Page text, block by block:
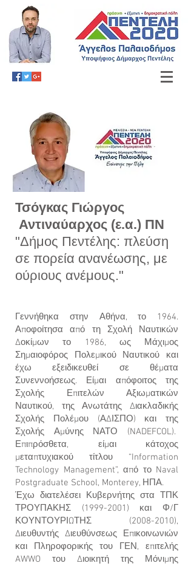
Τσόγκας Γιώργος
Αντιναύαρχος (ε.α.) ΠΝ
"Δήμος Πεντέλης: πλεύση
σε πορεία ανανέωσης, με
ούριους ανέμους."
Γεννήθηκα στην Αθήνα, το 1964.
Αποφοίτησα από τη Σχολή Ναυτικών
Δοκίμων το 1986, ως Μάχιμος
Σημαιοφόρος Πολεμικού Ναυτικού και
έχω εξειδικευθεί σε θέματα
Συνεννοήσεως. Είμαι απόφοιτος της
Σχολής Επιτελών Αξιωματικών
Ναυτικού, της Ανωτάτης Διακλαδικής
Σχολής Πολέμου (ΑΔΙΣΠΟ) και της
Σχολής Αμύνης ΝΑΤΟ (NADEFCOL).
Επιπρόσθετα, είμαι κάτοχος
μεταπτυχιακού τίτλου “Information
Technology Management”, από το Naval
Postgraduate School, Monterey, ΗΠΑ.
Έχω διατελέσει Κυβερνήτης στα ΤΠΚ
ΤΡΟΥΠΑΚΗΣ (1999-2001) και Φ/Γ
ΚΟΥΝΤΟΥΡΙΩΤΗΣ (2008-2010),
Διευθυντής Διευθύνσεως Επικοινωνιών
και Πληροφορικής του ΓΕΝ, επιτελής
AWWO του Διοικητή της Μόνιμης